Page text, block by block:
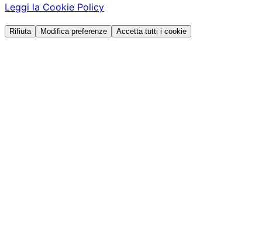
Leggi la Cookie Policy
Rifiuta Modifica preferenze Accetta tutti i cookie